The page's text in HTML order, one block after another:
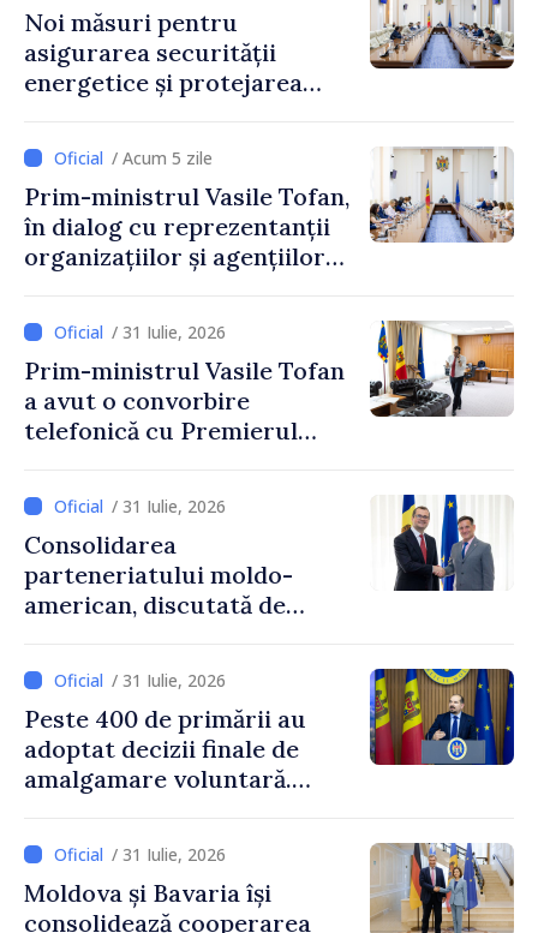
Noi măsuri pentru
asigurarea securității
energetice și protejarea
de CNMC
/ Acum 5 zile
Prim-ministrul Vasile Tofan,
în dialog cu reprezentanții
organizațiilor și agențiilor
Moldova
/ 31 Iulie, 2026
Prim-ministrul Vasile Tofan
a avut o convorbire
telefonică cu Premierul
/ 31 Iulie, 2026
Consolidarea
parteneriatului moldo-
american, discutată de
și însărcinatul cu afaceri al
SUA, Nick Pietrowicz
/ 31 Iulie, 2026
Peste 400 de primării au
adoptat decizii finale de
amalgamare voluntară.
Guvernului, Alexei Buzu:
„85,5% dintre primării au
inițiat procesul. Le
/ 31 Iulie, 2026
Moldova și Bavaria își
consolidează cooperarea